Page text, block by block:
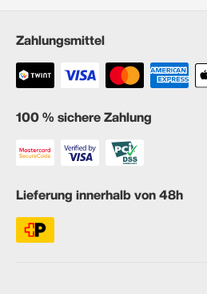
Zahlungsmittel
100 % sichere Zahlung
Lieferung innerhalb von 48h